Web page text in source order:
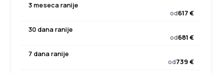
3 meseca ranije
od617 €
30 dana ranije
od681 €
7 dana ranije
od739 €